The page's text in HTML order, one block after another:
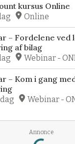
kursus Online
Online
– Fordelene ved
af bilag
Webinar -
– Kom i gang
Webinar -
Annonce